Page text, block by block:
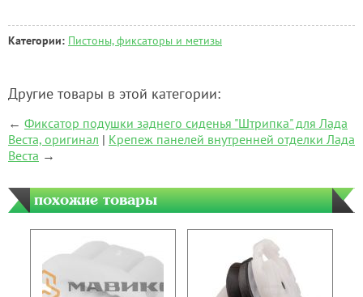
Категории: Пистоны, фиксаторы и метизы
Другие товары в этой категории:
← Фиксатор подушки заднего сиденья "Штрипка" для Лада
Веста, оригинал | Крепеж панелей внутренней отделки Лада
Веста →
похожие товары